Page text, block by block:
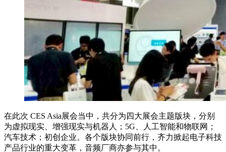
在此次 CES Asia展会当中，共分为四大展会主题版块，分别
为虚拟现实、增强现实与机器人；5G、人工智能和物联网；
汽车技术；初创企业。各个版块协同前行，齐力掀起电子科技
产品行业的重大变革，音频厂商亦参与其中。